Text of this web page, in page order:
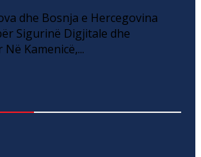
dhe Bosnja e Hercegovina
Sigurinë Digjitale dhe
Kamenicë,...